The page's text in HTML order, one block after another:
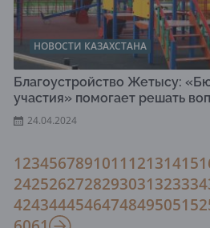
НОВОСТИ КАЗАХСТАНА
Благоустройство Жетысу:
участия» помогает решать
24.04.2024
123456789101112131415
2425262728293031323334
4243444546474849505152